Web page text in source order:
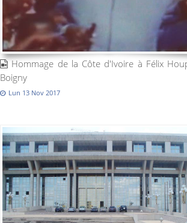
Hommage de la Côte d'Ivoire à Félix
Boigny
Lun 13 Nov 2017